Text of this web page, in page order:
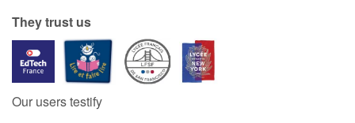
They trust us
Our users testify